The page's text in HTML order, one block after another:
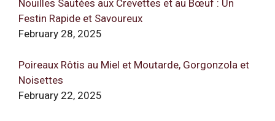
Nouilles Sautées aux Crevettes et au Bœuf : Un
Festin Rapide et Savoureux
February 28, 2025
Poireaux Rôtis au Miel et Moutarde, Gorgonzola et
Noisettes
February 22, 2025